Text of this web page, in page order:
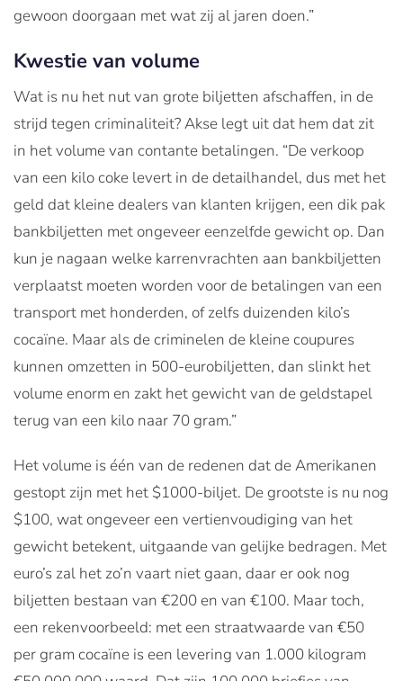
gewoon doorgaan met wat zij al jaren doen.”
Kwestie van volume
Wat is nu het nut van grote biljetten afschaffen, in de
strijd tegen criminaliteit? Akse legt uit dat hem dat zit
in het volume van contante betalingen. “De verkoop
van een kilo coke levert in de detailhandel, dus met het
geld dat kleine dealers van klanten krijgen, een dik pak
bankbiljetten met ongeveer eenzelfde gewicht op. Dan
kun je nagaan welke karrenvrachten aan bankbiljetten
verplaatst moeten worden voor de betalingen van een
transport met honderden, of zelfs duizenden kilo’s
cocaïne. Maar als de criminelen de kleine coupures
kunnen omzetten in 500-eurobiljetten, dan slinkt het
volume enorm en zakt het gewicht van de geldstapel
terug van een kilo naar 70 gram.”
Het volume is één van de redenen dat de Amerikanen
gestopt zijn met het $1000-biljet. De grootste is nu nog
$100, wat ongeveer een vertienvoudiging van het
gewicht betekent, uitgaande van gelijke bedragen. Met
euro’s zal het zo’n vaart niet gaan, daar er ook nog
biljetten bestaan van €200 en van €100. Maar toch,
een rekenvoorbeeld: met een straatwaarde van €50
per gram cocaïne is een levering van 1.000 kilogram